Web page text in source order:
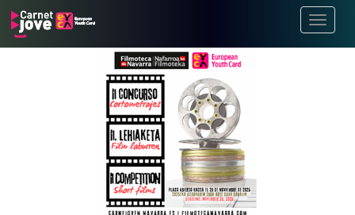
Toggle